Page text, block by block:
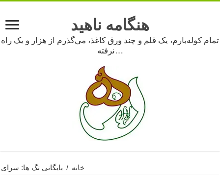
هنگامه ناهید
تمام کوله‌بارم، یک قلم و چند ورق کاغذ، می‌گذرم از هزار و یک راه
نرفته…
خانه / بایگانی تگ ها: سرای